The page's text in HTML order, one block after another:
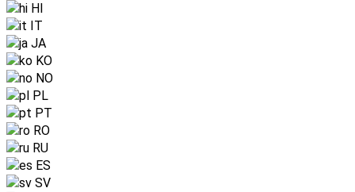
HI
IT
JA
KO
NO
PL
PT
RO
RU
ES
SV